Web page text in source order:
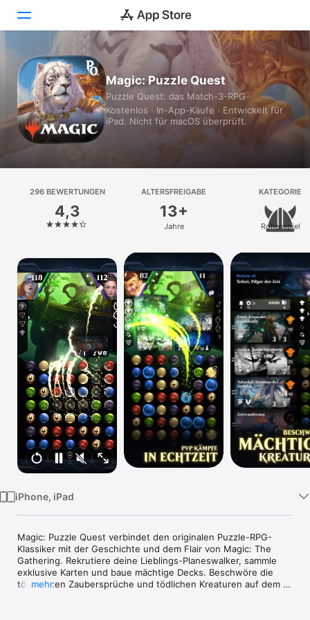
Heute
Spiele
Apps
Plattform
iPhone
Mac
Vision
Watch
TV
Magic: Puzzle Quest
Puzzle Quest: das Match-3-RPG
Kostenlos · In-App-Käufe · Entwickelt für
iPad. Nicht für macOS überprüft.
296 BEWERTUNGEN
4,3
ALTERSFREIGABE
13+
Jahre
KATEGORIE
Rollenspiel
iPhone, iPad
Magic: Puzzle Quest verbindet den originalen Puzzle-RPG-
Klassiker mit der Geschichte und dem Flair von Magic: The
Gathering. Rekrutiere deine Lieblings-Planeswalker, sammle
exklusive Karten und baue mächtige Decks. Beschwöre die
tödlichsten Zaubersprüche und tödlichen Kreaturen auf dem
mehr